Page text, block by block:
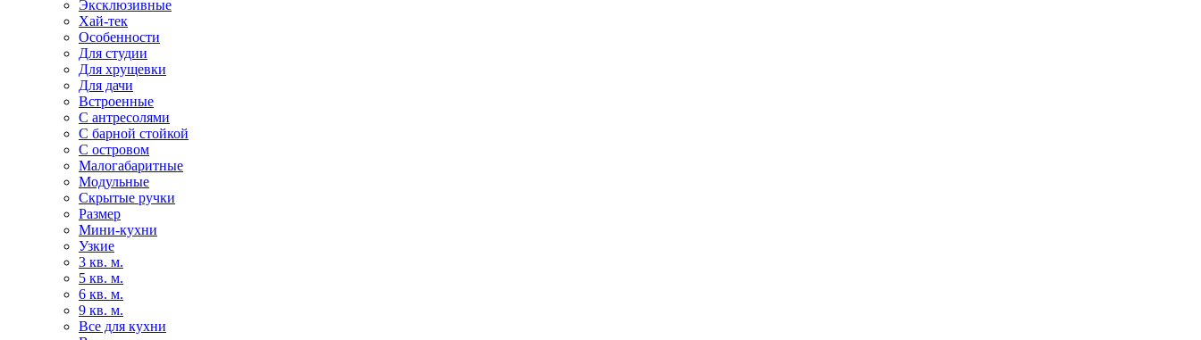
Эксклюзивные
Хай-тек
Особенности
Для студии
Для хрущевки
Для дачи
Встроенные
С антресолями
С барной стойкой
С островом
Малогабаритные
Модульные
Скрытые ручки
Размер
Мини-кухни
Узкие
3 кв. м.
5 кв. м.
6 кв. м.
9 кв. м.
Все для кухни